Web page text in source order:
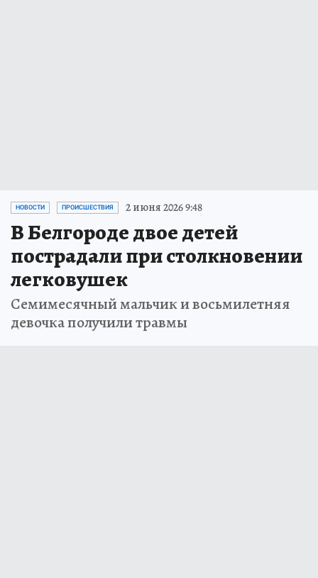
НОВОСТИ ПРОИСШЕСТВИЯ 2 июня 2026 9:48
В Белгороде двое детей
пострадали при столкновении
легковушек
Семимесячный мальчик и восьмилетняя
девочка получили травмы